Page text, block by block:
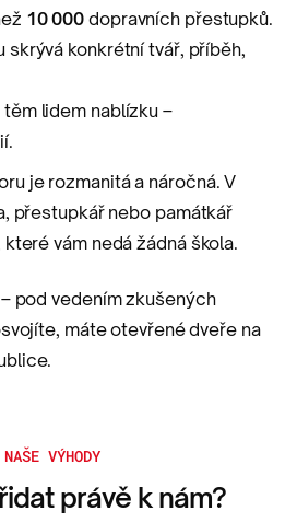
10 000 dopravních přestupků.
skrývá konkrétní tvář, příběh,
lidem nablízku –
je rozmanitá a náročná. V
přestupkář nebo památkář
vám nedá žádná škola.
pod vedením zkušených
máte otevřené dveře na
NAŠE VÝHODY
právě k nám?